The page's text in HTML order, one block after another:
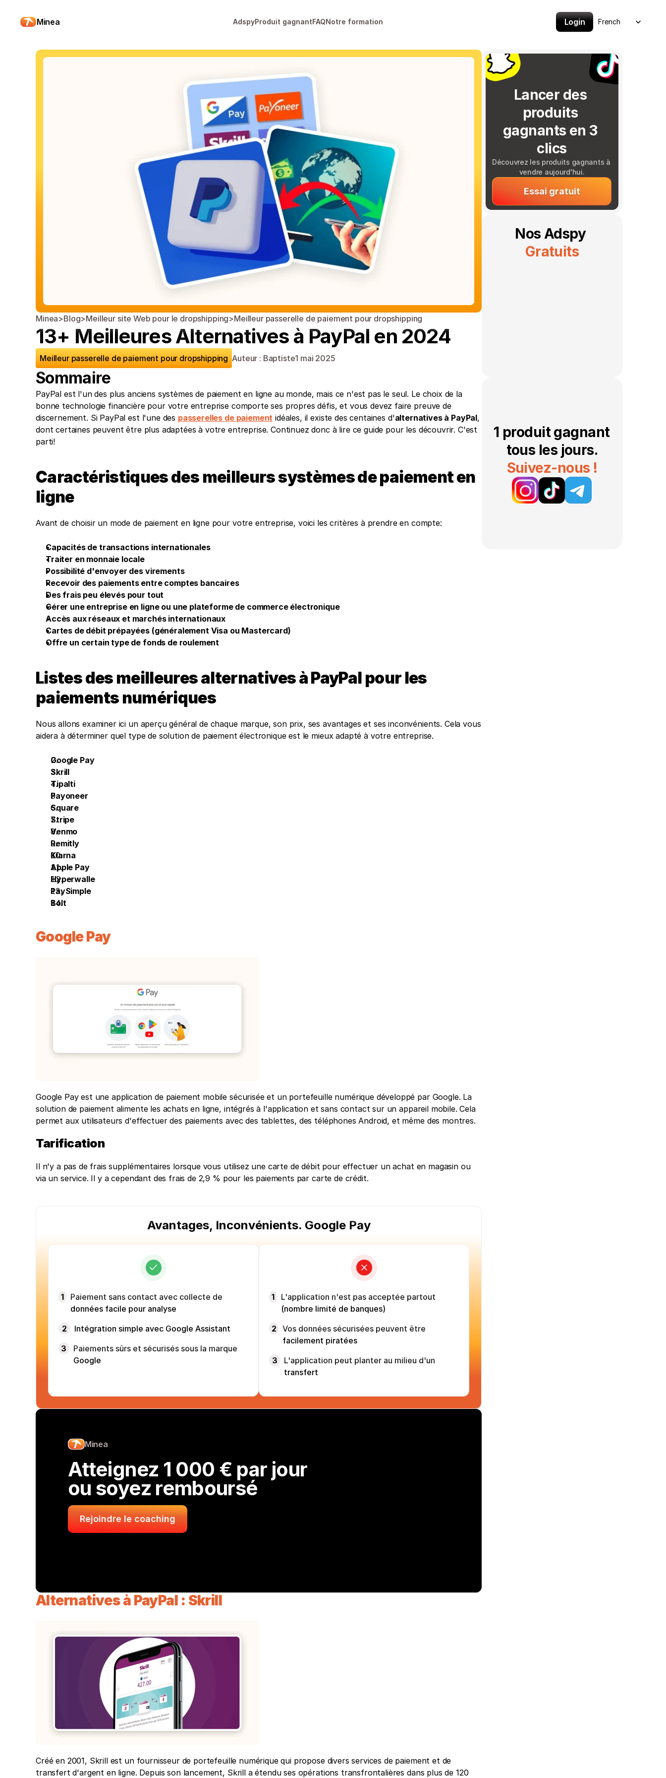
Minea AdspyProduit gagnantFAQNotre formation Login
Select Language
French
Minea>Blog>Meilleur site Web pour le dropshipping>Meilleur passerelle de paiement pour dropshipping
13+ Meilleures Alternatives à PayPal en 2024
Meilleur passerelle de paiement pour dropshipping Auteur : Baptiste1 mai 2025
Sommaire
PayPal est l'un des plus anciens systèmes de paiement en ligne au monde, mais ce n'est pas le seul. Le choix de la
bonne technologie financière pour votre entreprise comporte ses propres défis, et vous devez faire preuve de
discernement. Si PayPal est l'une des passerelles de paiement idéales, il existe des centaines d'alternatives à PayPal,
dont certaines peuvent être plus adaptées à votre entreprise. Continuez donc à lire ce guide pour les découvrir. C'est
parti!
Caractéristiques des meilleurs systèmes de paiement en
ligne
Avant de choisir un mode de paiement en ligne pour votre entreprise, voici les critères à prendre en compte:
Capacités de transactions internationales
Traiter en monnaie locale
Possibilité d'envoyer des virements
Recevoir des paiements entre comptes bancaires
Des frais peu élevés pour tout
Gérer une entreprise en ligne ou une plateforme de commerce électronique
Accès aux réseaux et marchés internationaux
Cartes de débit prépayées (généralement Visa ou Mastercard)
Offre un certain type de fonds de roulement
Listes des meilleures alternatives à PayPal pour les
paiements numériques
Nous allons examiner ici un aperçu général de chaque marque, son prix, ses avantages et ses inconvénients. Cela vous
aidera à déterminer quel type de solution de paiement électronique est le mieux adapté à votre entreprise.
Google Pay
Skrill
Tipalti
Payoneer
Square
Stripe
Venmo
Remitly
Klarna
Apple Pay
Hyperwalle
PaySimple
Bolt
Google Pay
Google Pay est une application de paiement mobile sécurisée et un portefeuille numérique développé par Google. La
solution de paiement alimente les achats en ligne, intégrés à l'application et sans contact sur un appareil mobile. Cela
permet aux utilisateurs d'effectuer des paiements avec des tablettes, des téléphones Android, et même des montres.
Tarification
Il n'y a pas de frais supplémentaires lorsque vous utilisez une carte de débit pour effectuer un achat en magasin ou
via un service. Il y a cependant des frais de 2,9 % pour les paiements par carte de crédit.
Avantages, Inconvénients. Google Pay
1
Paiement sans contact avec collecte de
données facile pour analyse
2
Intégration simple avec Google Assistant
3
Paiements sûrs et sécurisés sous la marque
Google
1
L'application n'est pas acceptée partout
(nombre limité de banques)
2
Vos données sécurisées peuvent être
facilement piratées
3
L'application peut planter au milieu d'un
transfert
Minea
Atteignez 1 000 € par jour
ou soyez remboursé
Rejoindre le coaching
Alternatives à PayPal : Skrill
Créé en 2001, Skrill est un fournisseur de portefeuille numérique qui propose divers services de paiement et de
transfert d'argent en ligne. Depuis son lancement, Skrill a étendu ses opérations transfrontalières dans plus de 120
Lancer des
produits
gagnants en 3
clics
Découvrez les produits gagnants à
vendre aujourd'hui.
Essai gratuit
Nos Adspy
Gratuits
1 produit gagnant
tous les jours.
Suivez-nous !